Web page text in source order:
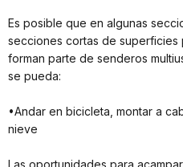
Es posible que en algunas
secciones cortas de superficies
forman parte de senderos
se pueda:
•Andar en bicicleta, montar a
nieve